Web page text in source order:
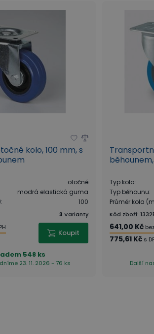
kolo, 100 mm, s
otočné
modrá elastická guma
: 100
3 Varianty
Koupit
548 ks
23. 11. 2026 - 76 ks
Typ kola:
Typ běhounu:
Průměr kola
Kód zboží:
641,00 Kč
775,61 Kč s
Další